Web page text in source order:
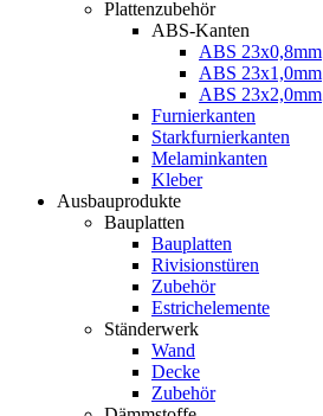
Plattenzubehör
ABS-Kanten
ABS 23x0,8mm
ABS 23x1,0mm
ABS 23x2,0mm
Furnierkanten
Starkfurnierkanten
Melaminkanten
Kleber
Ausbauprodukte
Bauplatten
Bauplatten
Rivisionstüren
Zubehör
Estrichelemente
Ständerwerk
Wand
Decke
Zubehör